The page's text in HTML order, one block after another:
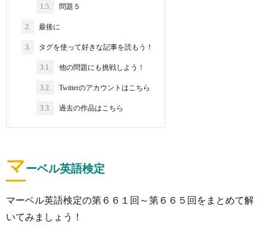
1.5. 問題５
2. 最後に
3. タグを使って好きな記事を読もう！
3.1. 他の問題にも挑戦しよう！
3.2. Twitterのアカウントはこちら
3.3. 過去の作品はこちら
マーベル英語検定
マーベル英語検定の第６６１回～第６６５回をまとめて解
いてみましょう！